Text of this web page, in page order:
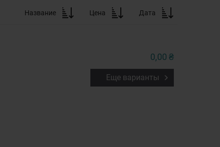
Название Цена Дата
0,00 ₴
Еще варианты